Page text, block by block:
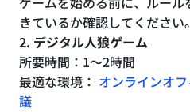
きているか確認してください。
2. デジタル人狼ゲーム
所要時間：1〜2時間
最適な環境： オンラインオ
議